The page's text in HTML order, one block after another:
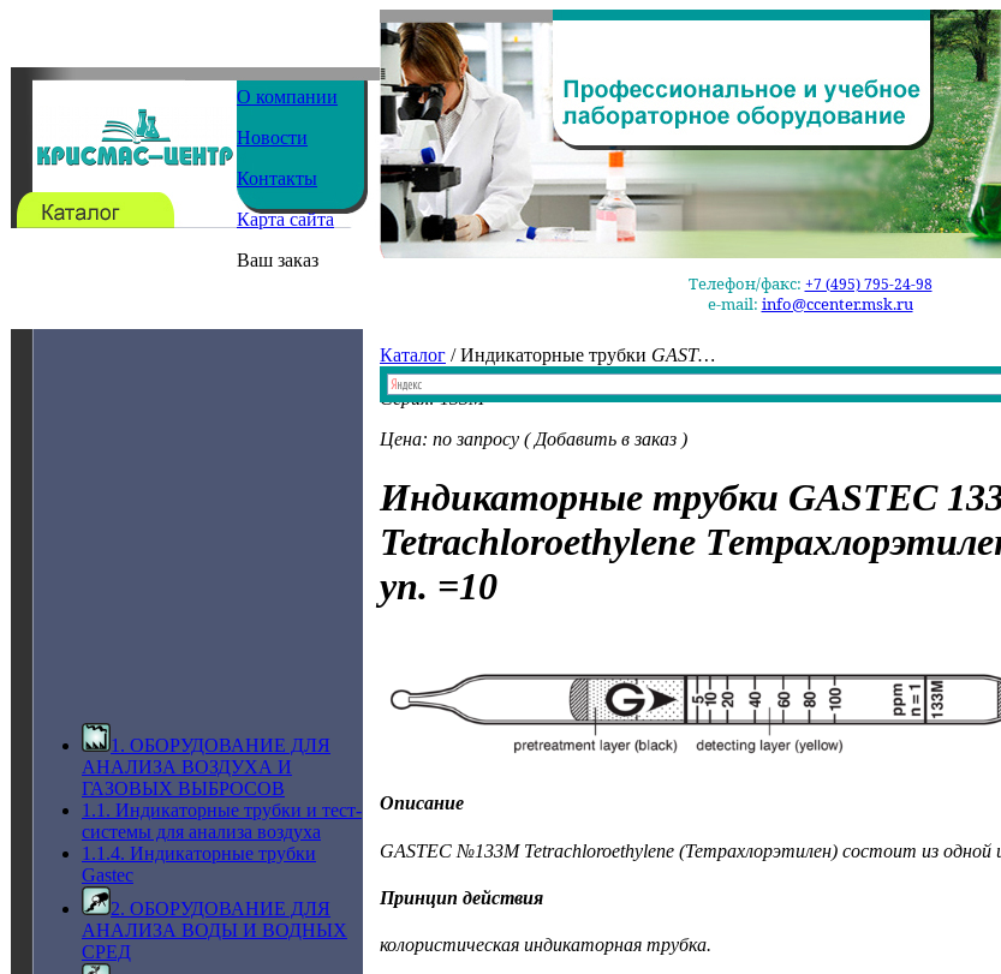
О компании
Новости
Контакты
Карта сайта
Ваш заказ
Телефон/факс: +7 (495) 795-24-98
e-mail: info@ccenter.msk.ru
1. ОБОРУДОВАНИЕ ДЛЯ
АНАЛИЗА ВОЗДУХА И
ГАЗОВЫХ ВЫБРОСОВ
1.1. Индикаторные трубки и тест-
системы для анализа воздуха
1.1.4. Индикаторные трубки
Gastec
2. ОБОРУДОВАНИЕ ДЛЯ
АНАЛИЗА ВОДЫ И ВОДНЫХ
СРЕД
Каталог / Индикаторные трубки GAST…
Серия: 133M
Цена: по запросу ( Добавить в заказ )
Индикаторные трубки GASTEC
Tetrachloroethylene
уп. =10
Описание
GASTEC №133M Tetrachloroethylene (Тетрахлорэтилен) состоит из одной
Принцип действия
колористическая индикаторная трубка.